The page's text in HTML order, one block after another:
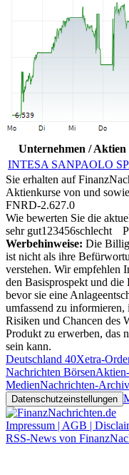
Unternehmen / Aktien
INTESA SANPAOLO
Sie erhalten auf
Aktienkurse von und
FNRD-2.627.0
Wie bewerten Sie die
sehr gut1 23456schlecht
Werbehinweise: Die
ist nicht als ihre
verstehen. Wir empfehlen
den Basisprospekt und
bevor sie eine
umfassend zu informieren,
Risiken und Chancen des
Produkt zu erwerben, das
sein kann.
Deutschland 40Xetra-
Nachrichten Börsen
MedienNachrichten-Archiv
Datenschutzeinstellungen
Impressum | AGB |
RSS-News von